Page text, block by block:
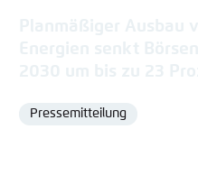
Format
Pressemitteilung